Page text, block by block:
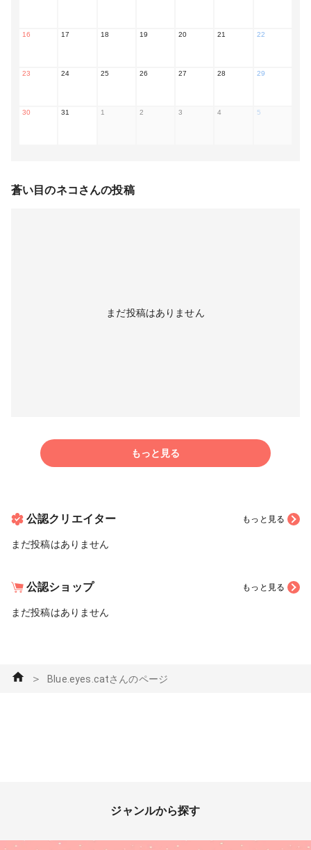
16 17 18 19 20 21 22
23 24 25 26 27 28 29
30 31 1 2 3 4 5
蒼い目のネコ さんの投稿
まだ投稿はありません
もっと見る
公認クリエイター もっと見る
まだ投稿はありません
公認ショップ もっと見る
まだ投稿はありません
＞ Blue.eyes.catさんのページ
ジャンルから探す